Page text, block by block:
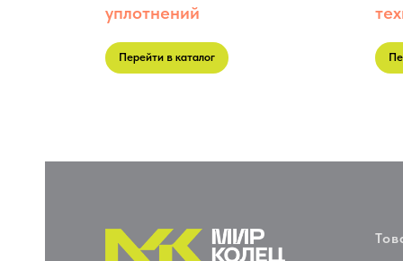
уплотнений
Перейти в каталог